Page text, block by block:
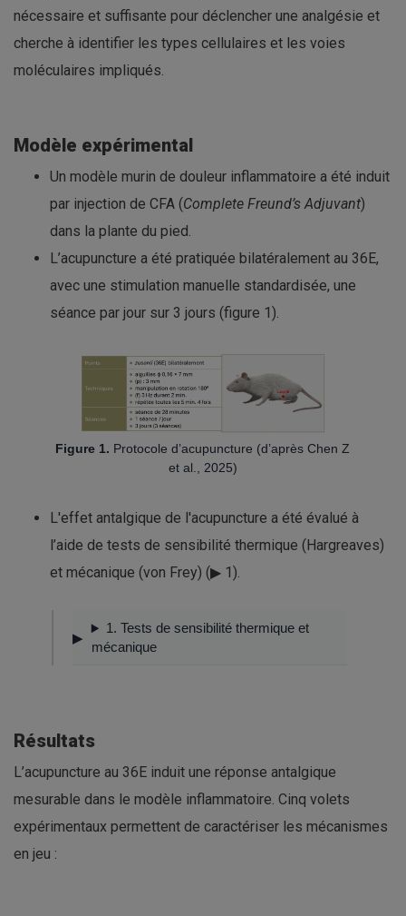
nécessaire et suffisante pour déclencher une analgésie et
cherche à identifier les types cellulaires et les voies
moléculaires impliqués.
Modèle expérimental
Un modèle murin de douleur inflammatoire a été induit
par injection de CFA (Complete Freund’s Adjuvant)
dans la plante du pied.
L’acupuncture a été pratiquée bilatéralement au 36E,
avec une stimulation manuelle standardisée, une
séance par jour sur 3 jours (figure 1).
Figure 1. Protocole d’acupuncture (d’après Chen Z
et al., 2025)
L'effet antalgique de l'acupuncture a été évalué à
l’aide de tests de sensibilité thermique (Hargreaves)
et mécanique (von Frey) (▶ 1).
1. Tests de sensibilité thermique et
mécanique
Résultats
L’acupuncture au 36E induit une réponse antalgique
mesurable dans le modèle inflammatoire. Cinq volets
expérimentaux permettent de caractériser les mécanismes
en jeu :